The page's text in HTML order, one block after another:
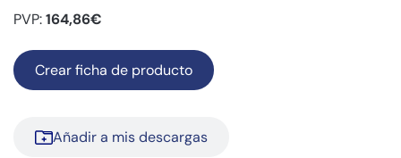
PVP:164,86€
Crear ficha de producto
Añadir a mis descargas